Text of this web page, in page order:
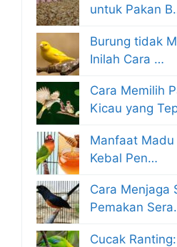
untuk Pakan
Burung tidak
Inilah Cara …
Cara Memilih
Kicau yang
Manfaat
Kebal Pen…
Cara Menjaga
Pemakan
Cucak